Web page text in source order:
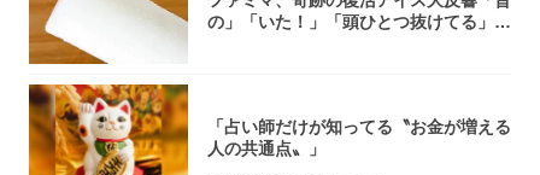
の」「いた！」「頭ひとつ抜けてる」
「占い師だけが知ってる〝お金が増える
人の共通点〟」